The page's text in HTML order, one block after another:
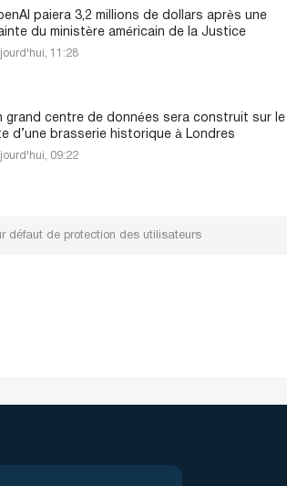
paiera 3,2 millions de dollars après une
du ministère américain de la Justice
11:28
grand centre de données sera construit sur le
d’une brasserie historique à Londres
09:22
défaut de protection des utilisateurs